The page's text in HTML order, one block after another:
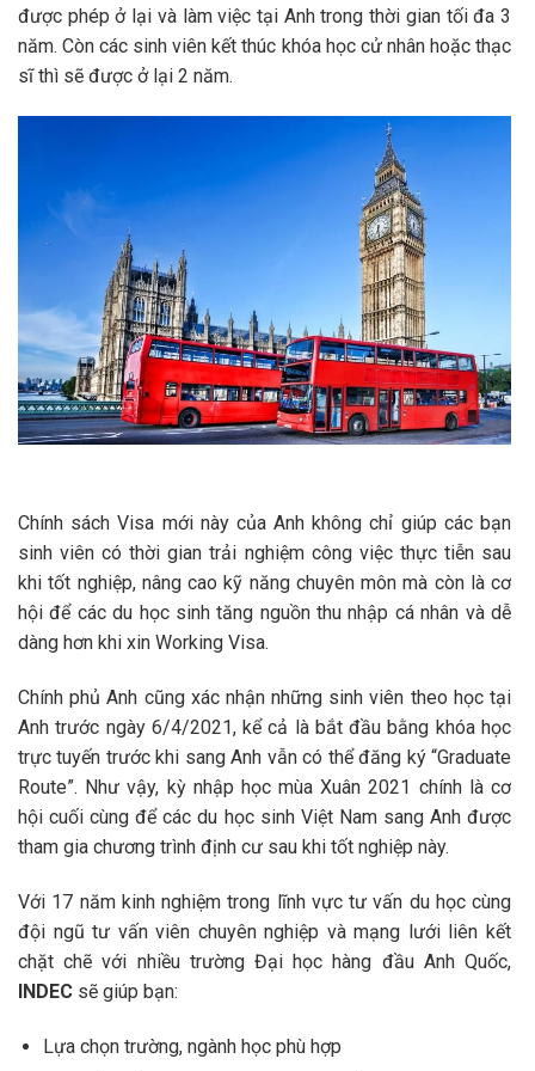
được phép ở lại và làm việc tại Anh trong thời gian tối đa 3
năm. Còn các sinh viên kết thúc khóa học cử nhân hoặc thạc
sĩ thì sẽ được ở lại 2 năm.
Chính sách Visa mới này của Anh không chỉ giúp các bạn
sinh viên có thời gian trải nghiệm công việc thực tiễn sau
khi tốt nghiệp, nâng cao kỹ năng chuyên môn mà còn là cơ
hội để các du học sinh tăng nguồn thu nhập cá nhân và dễ
dàng hơn khi xin Working Visa.
Chính phủ Anh cũng xác nhận những sinh viên theo học tại
Anh trước ngày 6/4/2021, kể cả là bắt đầu bằng khóa học
trực tuyến trước khi sang Anh vẫn có thể đăng ký “Graduate
Route”. Như vậy, kỳ nhập học mùa Xuân 2021 chính là cơ
hội cuối cùng để các du học sinh Việt Nam sang Anh được
tham gia chương trình định cư sau khi tốt nghiệp này.
Với 17 năm kinh nghiệm trong lĩnh vực tư vấn du học cùng
đội ngũ tư vấn viên chuyên nghiệp và mạng lưới liên kết
chặt chẽ với nhiều trường Đại học hàng đầu Anh Quốc,
INDEC sẽ giúp bạn:
Lựa chọn trường, ngành học phù hợp